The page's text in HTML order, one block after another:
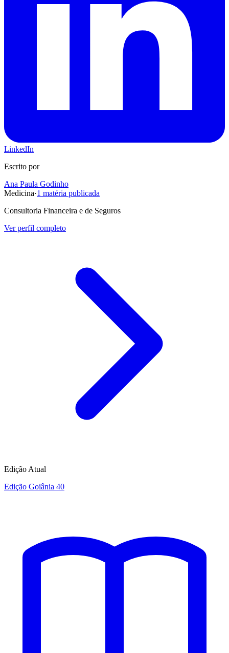
LinkedIn
Escrito por
Ana Paula Godinho
Medicina·1 matéria publicada
Consultoria Financeira e de Seguros
Ver perfil completo
Edição Atual
Edição Goiânia 40